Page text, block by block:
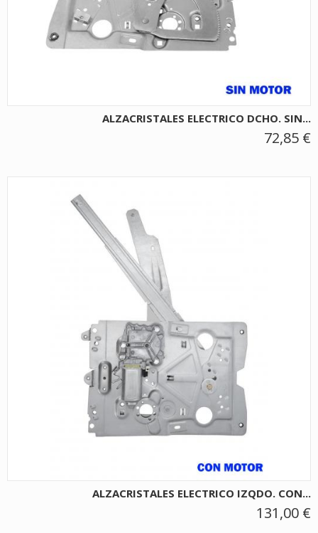
ALZACRISTALES ELECTRICO DCHO. SIN...
72,85 €
ALZACRISTALES ELECTRICO IZQDO. CON...
131,00 €